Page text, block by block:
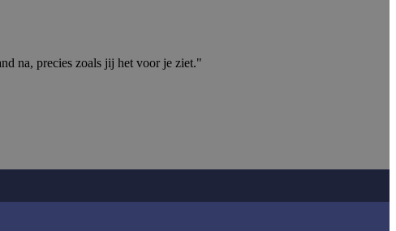
na, precies zoals jij het voor je ziet."